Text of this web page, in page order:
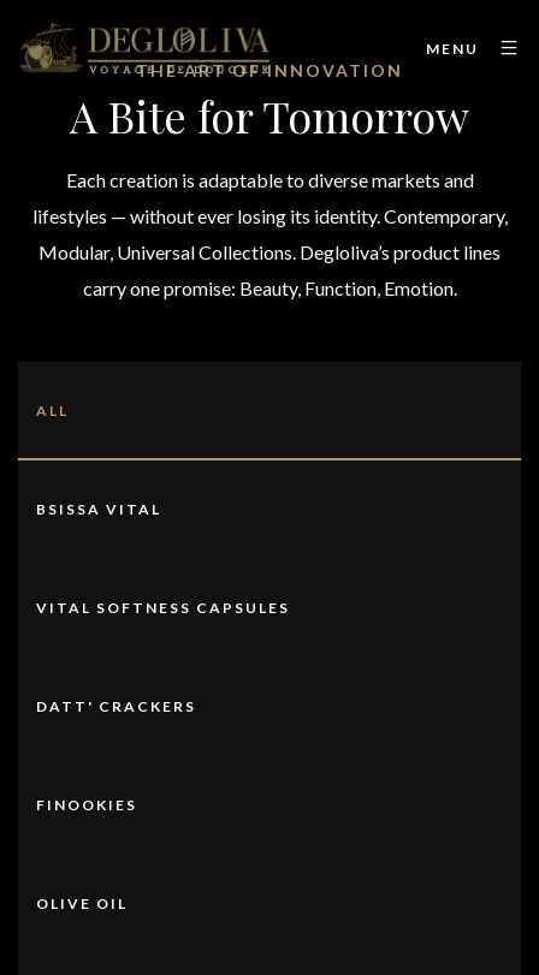
MENU
THE ART OF INNOVATION
A Bite for Tomorrow
Each creation is adaptable to diverse markets and
lifestyles — without ever losing its identity. Contemporary,
Modular, Universal Collections. Degloliva’s product lines
carry one promise: Beauty, Function, Emotion.
ALL
BSISSA VITAL
VITAL SOFTNESS CAPSULES
DATT' CRACKERS
FINOOKIES
OLIVE OIL